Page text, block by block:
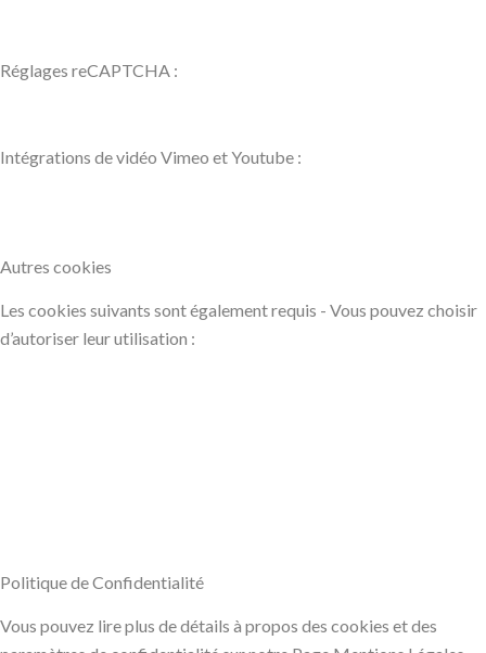
Réglages reCAPTCHA :
Intégrations de vidéo Vimeo et Youtube :
Autres cookies
Les cookies suivants sont également requis - Vous pouvez choisir
d’autoriser leur utilisation :
Politique de Confidentialité
Vous pouvez lire plus de détails à propos des cookies et des